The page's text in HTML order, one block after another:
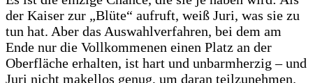
der Kaiser zur „Blüte“ aufruft, weiß Juri, was sie zu
tun hat. Aber das Auswahlverfahren, bei dem am
Ende nur die Vollkommenen einen Platz an der
Oberfläche erhalten, ist hart und unbarmherzig – und
Juri nicht makellos genug, um daran teilzunehmen.